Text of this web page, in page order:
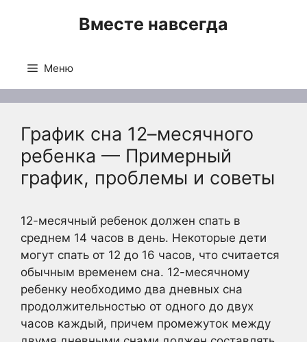
Вместе навсегда
Меню
График сна 12–месячного
ребенка — Примерный
график, проблемы и советы
12-месячный ребенок должен спать в
среднем 14 часов в день. Некоторые дети
могут спать от 12 до 16 часов, что считается
обычным временем сна. 12-месячному
ребенку необходимо два дневных сна
продолжительностью от одного до двух
часов каждый, причем промежуток между